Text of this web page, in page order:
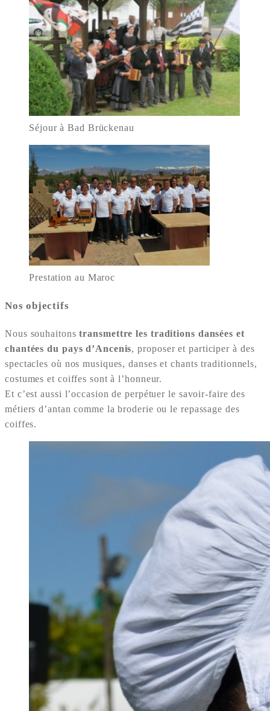
Séjour à Bad Brückenau
Prestation au Maroc
Nos objectifs
Nous souhaitonstransmettre les traditions dansées et
chantées du pays d’Ancenis, proposer et participer à des
spectacles où nos musiques, danses et chants traditionnels,
costumes et coiffes sont à l’honneur.
Et c’est aussi l’occasion de perpétuer le savoir-faire des
métiers d’antan comme la broderie ou le repassage des
coiffes.